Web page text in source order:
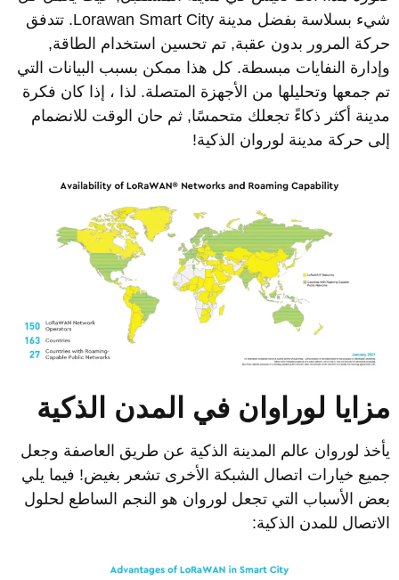
شيء بسلاسة بفضل مدينة Lorawan Smart City. تتدفق
المرور بدون عقبة, تم تحسين استخدام الطاقة,
النفايات مبسطة. كل هذا ممكن بسبب البيانات التي
جمعها وتحليلها من الأجهزة المتصلة. لذا ، إذا كان فكرة
أكثر ذكاءً تجعلك متحمسًا, ثم حان الوقت للانضمام
حركة مدينة لوروان الذكية!
لوراوانفيالمدن الذكية
لوروان عالم المدينة الذكية عن طريق العاصفة وجعل
خيارات اتصال الشبكة الأخرى تشعر بغيض! فيما يلي
الأسباب التي تجعل لوروان هو النجم الساطع لحلول
للمدن الذكية: